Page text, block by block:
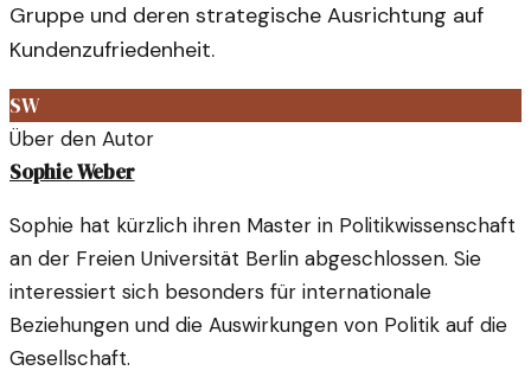
Gruppe und deren strategische Ausrichtung auf
Kundenzufriedenheit.
SW
Über den Autor
Sophie Weber
Sophie hat kürzlich ihren Master in Politikwissenschaft
an der Freien Universität Berlin abgeschlossen. Sie
interessiert sich besonders für internationale
Beziehungen und die Auswirkungen von Politik auf die
Gesellschaft.